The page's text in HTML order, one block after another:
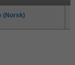
(Norsk)